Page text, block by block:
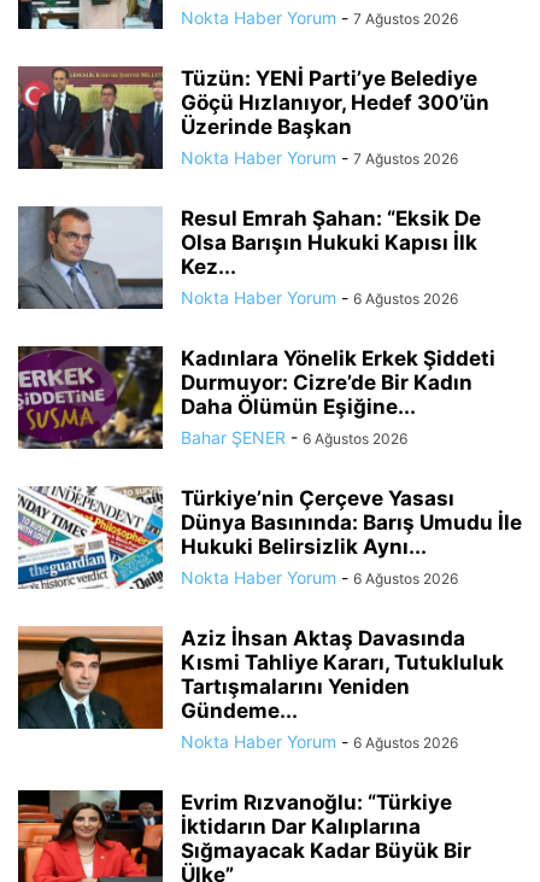
Nokta Haber Yorum - 7 Ağustos 2026
Tüzün: YENİ Parti’ye Belediye
Göçü Hızlanıyor, Hedef 300’ün
Üzerinde Başkan
Nokta Haber Yorum - 7 Ağustos 2026
Resul Emrah Şahan: “Eksik De
Olsa Barışın Hukuki Kapısı İlk
Kez...
Nokta Haber Yorum - 6 Ağustos 2026
Kadınlara Yönelik Erkek Şiddeti
Durmuyor: Cizre’de Bir Kadın
Daha Ölümün Eşiğine...
Bahar ŞENER - 6 Ağustos 2026
Türkiye’nin Çerçeve Yasası
Dünya Basınında: Barış Umudu İle
Hukuki Belirsizlik Aynı...
Nokta Haber Yorum - 6 Ağustos 2026
Aziz İhsan Aktaş Davasında
Kısmi Tahliye Kararı, Tutukluluk
Tartışmalarını Yeniden
Gündeme...
Nokta Haber Yorum - 6 Ağustos 2026
Evrim Rızvanoğlu: “Türkiye
İktidarın Dar Kalıplarına
Sığmayacak Kadar Büyük Bir
Ülke”